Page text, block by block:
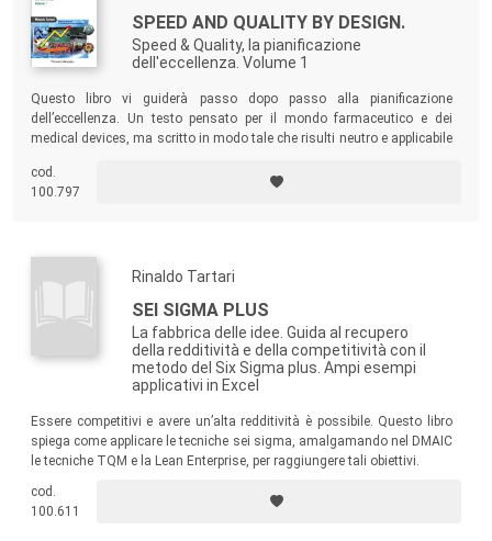
SPEED AND QUALITY BY DESIGN.
Speed & Quality, la pianificazione
dell'eccellenza. Volume 1
Questo libro vi guiderà passo dopo passo alla pianificazione
dell’eccellenza. Un testo pensato per il mondo farmaceutico e dei
medical devices, ma scritto in modo tale che risulti neutro e applicabile
meccatronica, ecc.
cod.
100.797
Rinaldo Tartari
SEI SIGMA PLUS
La fabbrica delle idee. Guida al recupero
della redditività e della competitività con il
metodo del Six Sigma plus. Ampi esempi
applicativi in Excel
Essere competitivi e avere un’alta redditività è possibile. Questo libro
spiega come applicare le tecniche sei sigma, amalgamando nel DMAIC
le tecniche TQM e la Lean Enterprise, per raggiungere tali obiettivi.
cod.
100.611